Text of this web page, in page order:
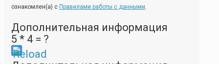
ознакомлен(а) с Правилами работы с данными.
Дополнительная информация
5 * 4 = ?